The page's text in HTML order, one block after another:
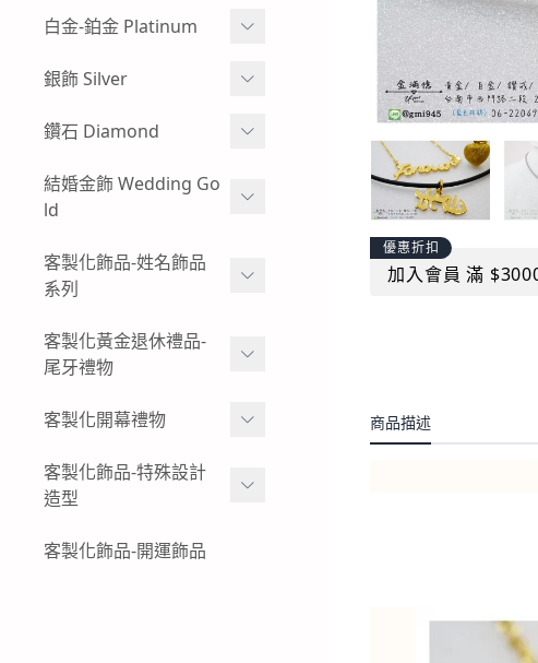
其他特殊樣式-黃金神明金
項鍊
彌月金飾 手鍊
彌月金飾 項鍊
彌月金飾 禮盒
蠶絲蠟線系列
黃金耳環
黃金金塊-黃金擺飾
男生黃金手鍊-黃金手環
女生黃金手鍊-黃金手環
男生黃金項鍊
女生黃金項鍊
女生黃金小套鍊
黃金墜子-黃金吊墜
女生黃金戒指
白金-鉑金 Platinum
白金耳環
男生白金項鍊
白金手鍊-手環
白金戒指-對戒
銀飾 Silver
小朋友純銀手環
小朋友純銀手鍊
純銀墜飾
男生純銀項鍊
鑽石 Diamond
鑽石手鍊
鑽石戒指
鑽石項鍊-鑽石墜飾
商品
結婚金飾 Wedding Go
ld
結婚金飾套組-寬面款
結婚金飾套組-幸運草
結婚金飾套組-愛心
結婚金飾套組-花草
結婚金飾套組-蝴蝶
結婚金飾套組-龍鳳
客製化飾品-姓名飾品
系列
黃金姓名項鍊-墜飾
黃金姓名手鍊
黃金姓名戒指
K金與白金姓名項鍊-墜飾-
戒指
純銀姓名項鍊-墜飾-戒指
客製化黃金退休禮品-
尾牙禮物
金幣
黃金水晶擺件
黃金木框擺件
黃金獎狀-絨沙金立體擺件
客製化開幕禮物
黃金擺件-絨沙金擺件
公司logo 品牌
現貨商品-黃金擺飾
客製化飾品-特殊設計
造型
特殊客製化飾品-黃金鑰匙
客製化飾品-開運飾品
優惠折扣
加入會員 滿
商品描述